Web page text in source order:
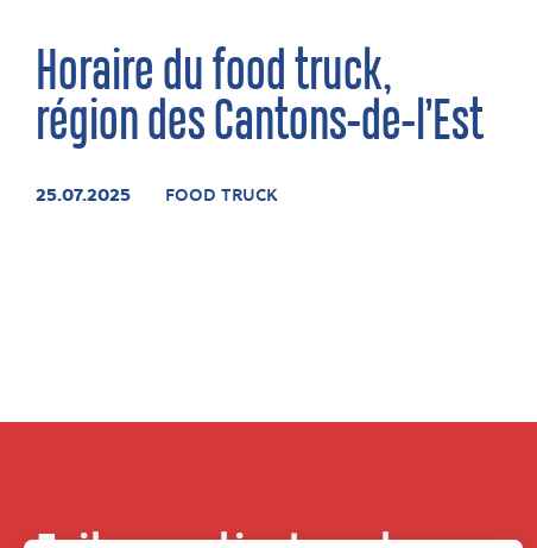
Horaire du food truck,
région des Cantons-de-l’Est
25.07.2025 FOOD TRUCK